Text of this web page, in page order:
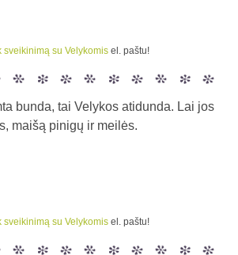
sveikinimą su Velykomis el. paštu!
bunda, tai Velykos atidunda. Lai jos
maišą pinigų ir meilės.
sveikinimą su Velykomis el. paštu!